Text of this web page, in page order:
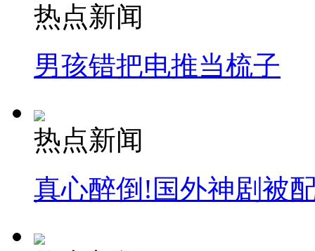
司机酒驾遇交警 急速倒车逃窜
热点新闻
男孩错把电推当梳子
热点新闻
真心醉倒!国外神剧被